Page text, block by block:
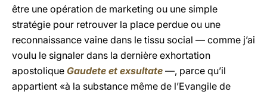
être une opération de marketing ou une simple
stratégie pour retrouver la place perdue ou une
reconnaissance vaine dans le tissu social — comme j’ai
voulu le signaler dans la dernière exhortation
apostolique Gaudete et exsultate —, parce qu’il
appartient «à la substance même de l’Evangile de